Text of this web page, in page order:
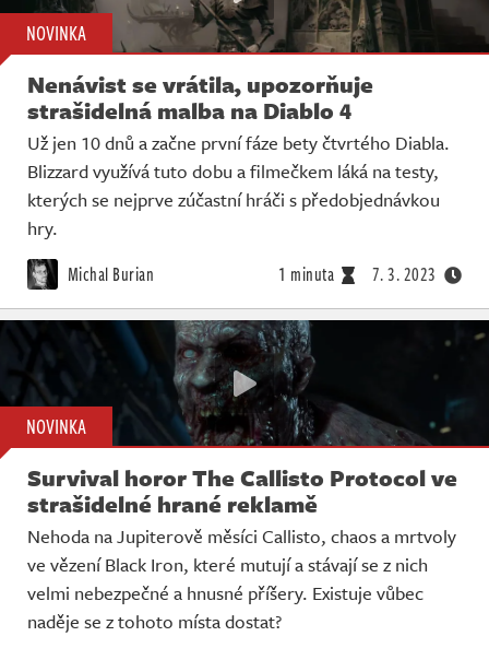
NOVINKA
Nenávist se vrátila, upozorňuje
strašidelná malba na Diablo 4
Už jen 10 dnů a začne první fáze bety čtvrtého Diabla.
Blizzard využívá tuto dobu a filmečkem láká na testy,
kterých se nejprve zúčastní hráči s předobjednávkou
hry.
Michal Burian 1 minuta 7. 3. 2023
NOVINKA
Survival horor The Callisto Protocol ve
strašidelné hrané reklamě
Nehoda na Jupiterově měsíci Callisto, chaos a mrtvoly
ve vězení Black Iron, které mutují a stávají se z nich
velmi nebezpečné a hnusné příšery. Existuje vůbec
naděje se z tohoto místa dostat?